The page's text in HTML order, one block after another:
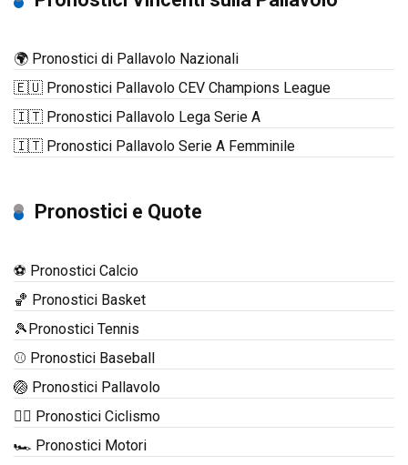
🌍 Pronostici di Pallavolo Nazionali
🇪🇺 Pronostici Pallavolo CEV Champions League
🇮🇹 Pronostici Pallavolo Lega Serie A
🇮🇹 Pronostici Pallavolo Serie A Femminile
Pronostici e Quote
⚽ Pronostici Calcio
🏀 Pronostici Basket
🎾Pronostici Tennis
⚾ Pronostici Baseball
🏐 Pronostici Pallavolo
🚴‍♂️ Pronostici Ciclismo
🏎️ Pronostici Motori